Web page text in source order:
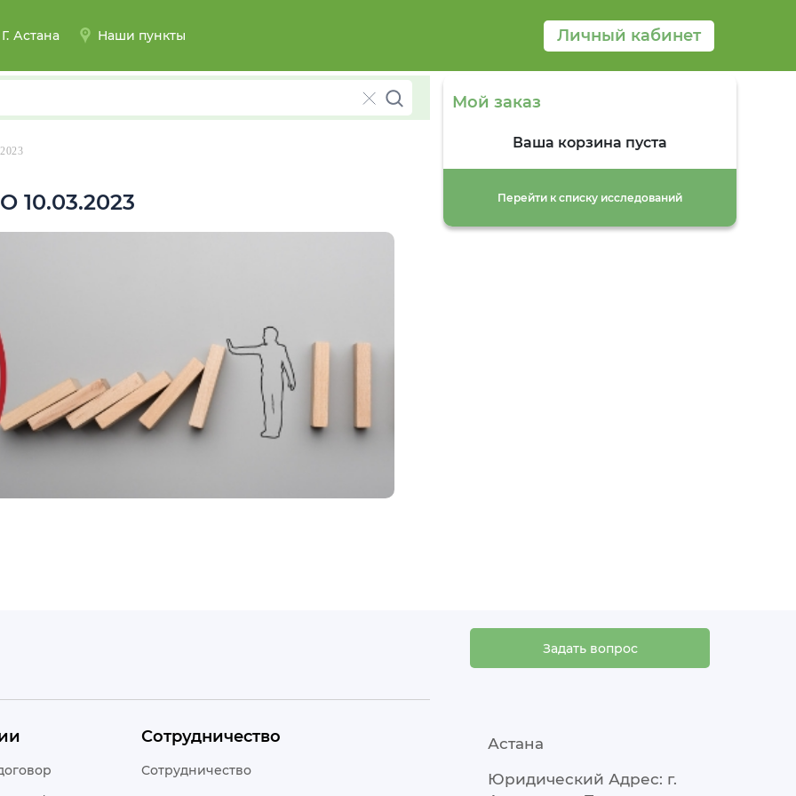
Г. Астана Наши пункты Личный кабинет
Мой заказ
Ваша корзина пуста
Перейти к списку исследований
Задать вопрос
Сотрудничество
Сотрудничество
Астана
Юридический Адрес: г.